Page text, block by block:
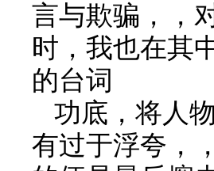
言与欺骗，，
时，我也在其
的台词
功底，将人
有过于浮夸，